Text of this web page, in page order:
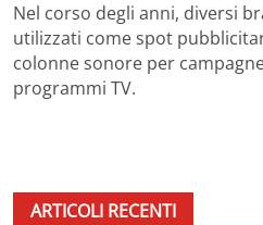
Nel corso degli anni, diversi
utilizzati come spot
colonne sonore per
programmi TV.
ARTICOLI RECENTI